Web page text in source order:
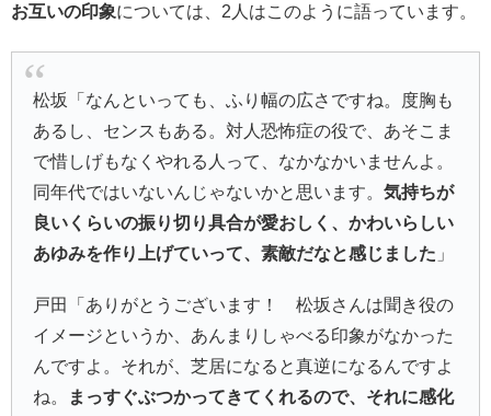
お互いの印象については、2人はこのように語っています。
松坂「なんといっても、ふり幅の広さですね。度胸も
あるし、センスもある。対人恐怖症の役で、あそこま
で惜しげもなくやれる人って、なかなかいませんよ。
同年代ではいないんじゃないかと思います。気持ちが
良いくらいの振り切り具合が愛おしく、かわいらしい
あゆみを作り上げていって、素敵だなと感じました 」
戸田「ありがとうございます！ 松坂さんは聞き役の
イメージというか、あんまりしゃべる印象がなかった
んですよ。それが、芝居になると真逆になるんですよ
ね。
まっすぐぶつかってきてくれるので、それに感化